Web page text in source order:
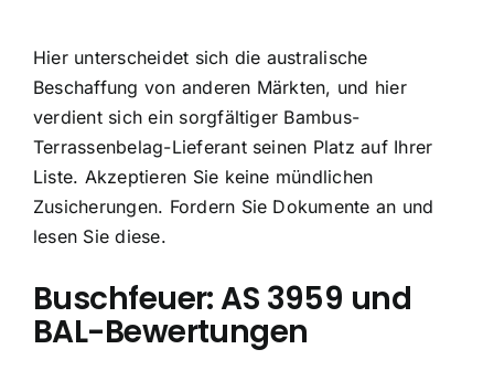
Hier unterscheidet sich die australische
Beschaffung von anderen Märkten, und hier
verdient sich ein sorgfältiger Bambus-
Terrassenbelag-Lieferant seinen Platz auf Ihrer
Liste. Akzeptieren Sie keine mündlichen
Zusicherungen. Fordern Sie Dokumente an und
lesen Sie diese.
Buschfeuer: AS 3959 und
BAL-Bewertungen